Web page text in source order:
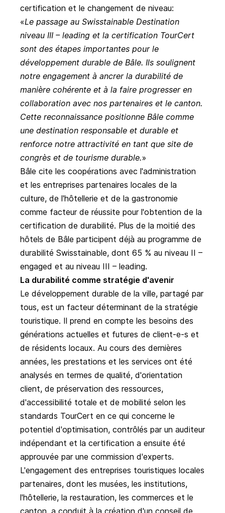
certification et le changement de niveau:
Le passage au Swisstainable Destination
niveau III – leading et la certification TourCert
sont des étapes importantes pour le
développement durable de Bâle. Ils soulignent
notre engagement à ancrer la durabilité de
manière cohérente et à la faire progresser en
collaboration avec nos partenaires et le canton.
Cette reconnaissance positionne Bâle comme
une destination responsable et durable et
renforce notre attractivité en tant que site de
congrès et de tourisme durable.
Bâle cite les coopérations avec l'administration
et les entreprises partenaires locales de la
culture, de l'hôtellerie et de la gastronomie
comme facteur de réussite pour l'obtention de la
certification de durabilité. Plus de la moitié des
hôtels de Bâle participent déjà au programme de
durabilité Swisstainable, dont 65 % au niveau II –
engaged et au niveau III – leading.
La durabilité comme stratégie d'avenir
Le développement durable de la ville, partagé par
tous, est un facteur déterminant de la stratégie
touristique. Il prend en compte les besoins des
générations actuelles et futures de client-e-s et
de résidents locaux. Au cours des dernières
années, les prestations et les services ont été
analysés en termes de qualité, d'orientation
client, de préservation des ressources,
d'accessibilité totale et de mobilité selon les
standards TourCert en ce qui concerne le
potentiel d'optimisation, contrôlés par un auditeur
indépendant et la certification a ensuite été
approuvée par une commission d'experts.
L'engagement des entreprises touristiques locales
partenaires, dont les musées, les institutions,
l'hôtellerie, la restauration, les commerces et le
canton, a conduit à la création d'un conseil de